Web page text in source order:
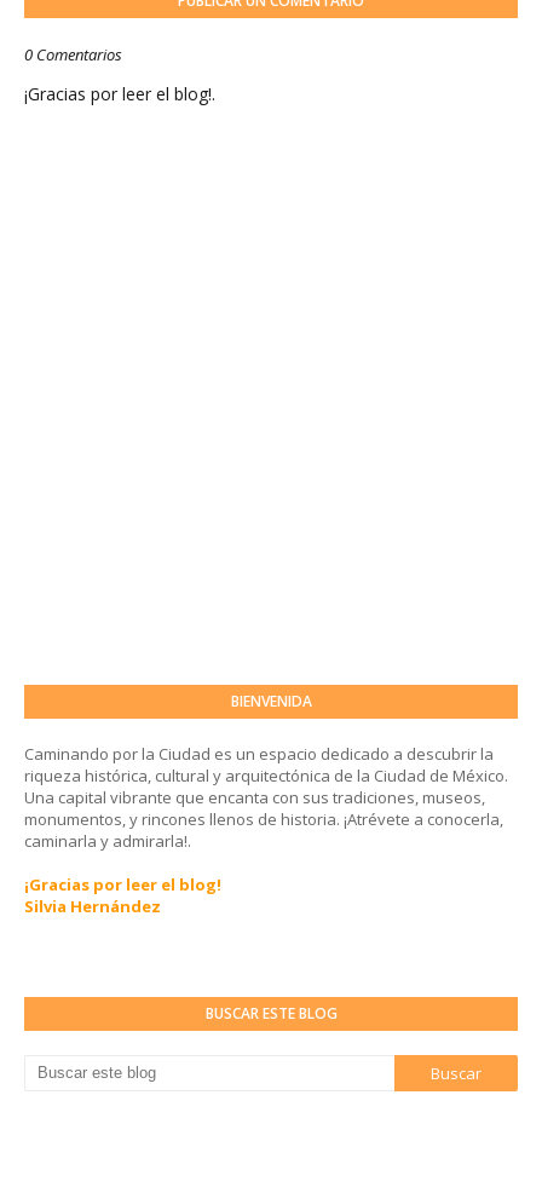
0 Comentarios
¡Gracias por leer el blog!.
BIENVENIDA
Caminando por la Ciudad es un espacio dedicado a descubrir la
riqueza histórica, cultural y arquitectónica de la Ciudad de México.
Una capital vibrante que encanta con sus tradiciones, museos,
monumentos, y rincones llenos de historia. ¡Atrévete a conocerla,
caminarla y admirarla!.
¡Gracias por leer el blog!
Silvia Hernández
BUSCAR ESTE BLOG